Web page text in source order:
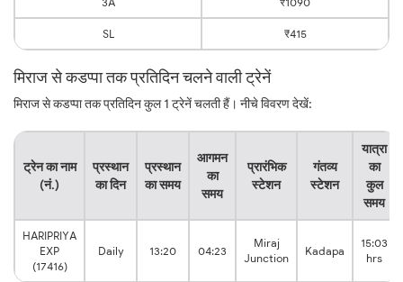
SL ₹415
मिराज से कडप्पा तक प्रतिदिन चलने वाली ट्रेनें
मिराज से कडप्पा तक प्रतिदिन कुल 1 ट्रेनें चलती हैं। नीचे विवरण देखें:
ट्रेन का नाम
(नं.)
प्रस्थान
का दिन
प्रस्थान
का समय
आगमन
का
समय
प्रारंभिक
स्टेशन
गंतव्य
स्टेशन
यात्रा
का
कुल
समय
HARIPRIYA
EXP
(17416)
Daily 13:20 04:23
Miraj
Junction
Kadapa
15:03
hrs